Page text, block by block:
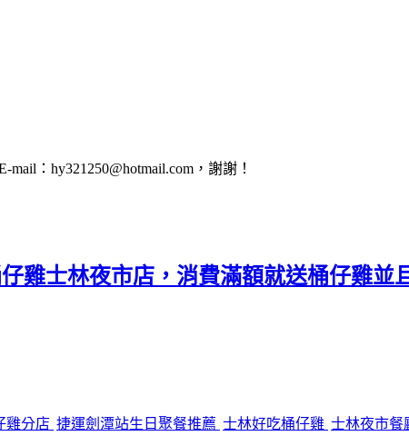
：hy321250@hotmail.com，謝謝！
雞士林夜市店，消費滿額就送桶仔雞
雞分店 捷運劍潭站生日聚餐推薦 士林好吃桶仔雞 士林夜市餐